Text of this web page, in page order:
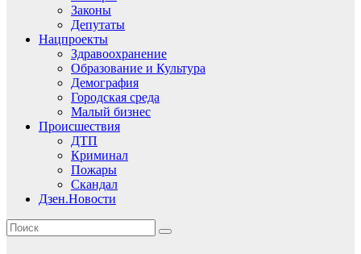
Законы
Депутаты
Нацпроекты
Здравоохранение
Образование и Культура
Демография
Городская среда
Малый бизнес
Происшествия
ДТП
Криминал
Пожары
Скандал
Дзен.Новости